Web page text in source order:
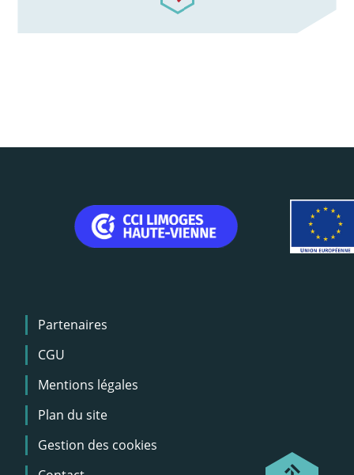
Menu
Pied
de
page
Partenaires
CGU
Mentions légales
Plan du site
Gestion des cookies